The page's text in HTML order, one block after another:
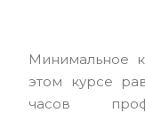
Минимальное
этом курсе
часов